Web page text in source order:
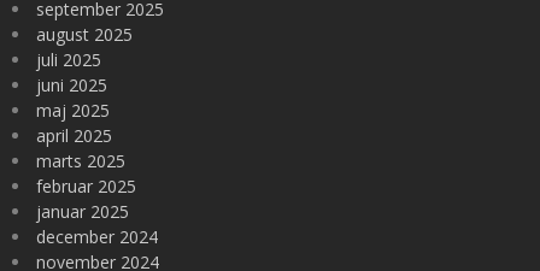
september 2025
august 2025
juli 2025
juni 2025
maj 2025
april 2025
marts 2025
februar 2025
januar 2025
december 2024
november 2024